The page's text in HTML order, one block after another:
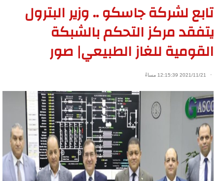
تابع لشركة جاسكو .. وزير البترول
يتفقد مركز التحكم بالشبكة
القومية للغاز الطبيعي| صور
2021/11/21 12:15:39 مساءً